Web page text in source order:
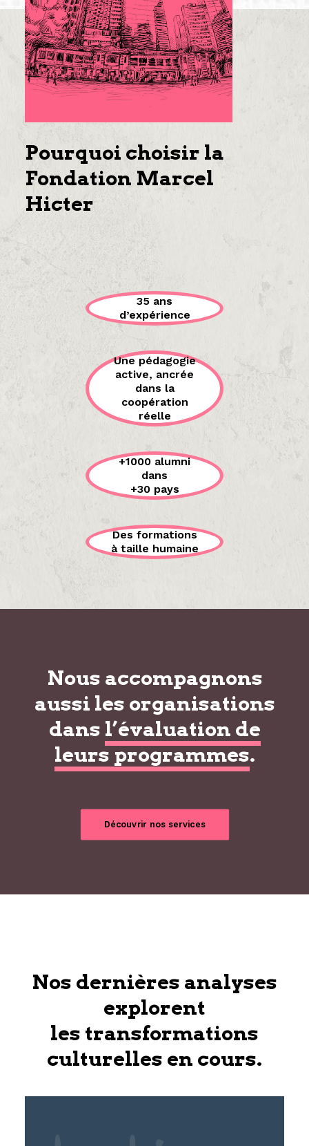
Pourquoi choisir la
Fondation Marcel
Hicter
35 ans
d’expérience
Une pédagogie
active, ancrée
dans la
coopération
réelle
+1000 alumni
dans
+30 pays
Des formations
à taille humaine
Nous accompagnons
aussi les organisations
dans l’évaluation de
leurs programmes.
Découvrir nos services
Nos dernières analyses
explorent
les transformations
culturelles en cours.